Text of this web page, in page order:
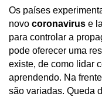
Os países
novo coronavirus e
para controlar a
pode oferecer uma
existe, de como lidar
aprendendo. Na
são variadas. Queda